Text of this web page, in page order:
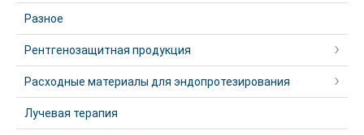
Разное
Рентгенозащитная продукция
Расходные материалы для эндопротезирования
Лучевая терапия